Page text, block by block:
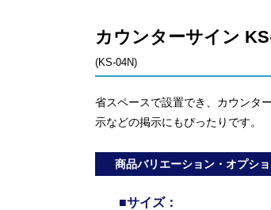
カウンターサイン
(KS-04N)
省スペースで設置でき、カウンタ
示などの掲示にもぴったりです。
商品バリエーション・オプシ
■サイズ：